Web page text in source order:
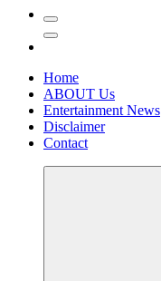
Home
ABOUT Us
Entertainment News
Disclaimer
Contact